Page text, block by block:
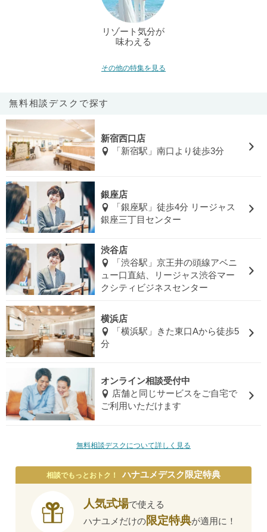
リゾート気分が
味わえる
その他の特集を見る
無料相談デスクで探す
新宿西口店
「新宿駅」南口より徒歩3分
銀座店
「銀座駅」徒歩4分 リージャス
銀座三丁目センター
渋谷店
「渋谷駅」京王井の頭線アベニ
ュー口直結、リージャス渋谷マー
クシティビジネスセンター
横浜店
「横浜駅」きた東口Aから徒歩5
分
オンライン相談受付中
店舗と同じサービスをご自宅で
ご利用いただけます
無料相談デスクについて詳しく見る
相談でもっとおトク！ ハナユメデスク限定特典
人気式場で使える
ハナユメだけの限定特典が適用に！